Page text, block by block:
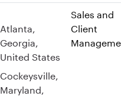
Atlanta,
Georgia,
United States
Cockeysville,
Maryland,
Sales and
Client